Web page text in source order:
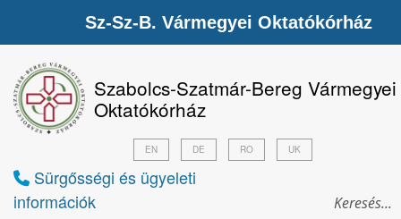
Szabolcs-Szatmár-Bereg Vármegyei
Oktatókórház
Sürgősségi és ügyeleti
információk
EN DE RO UK
Sz-Sz-B. Vármegyei Oktatókórház